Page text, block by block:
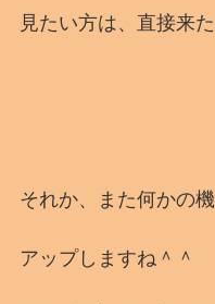
見たい方は、直接来
それか、また何かの機
アップしますね＾＾